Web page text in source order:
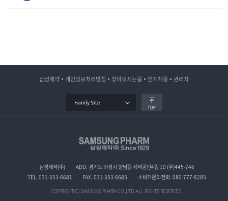
삼성제약 개인정보처리방침 찾아오시는길 인재채용 관리자
Family Site
TOP
삼성제약(주)
ADD. 경기도 화성시 향남읍 제약공단4길 10 (우)445-746
TEL. 031-353-6681
FAX. 031-353-6685 소비자문의전화. 080-777-8285
COPYRIGHT(C) SAMSUNG PHARM CO.,LTD. ALL RIGHTS RESERVED.